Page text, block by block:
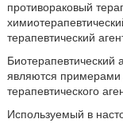
противораковый
терапевтический
Биотерапевтический
являются примерами
терапевтического
Используемый в